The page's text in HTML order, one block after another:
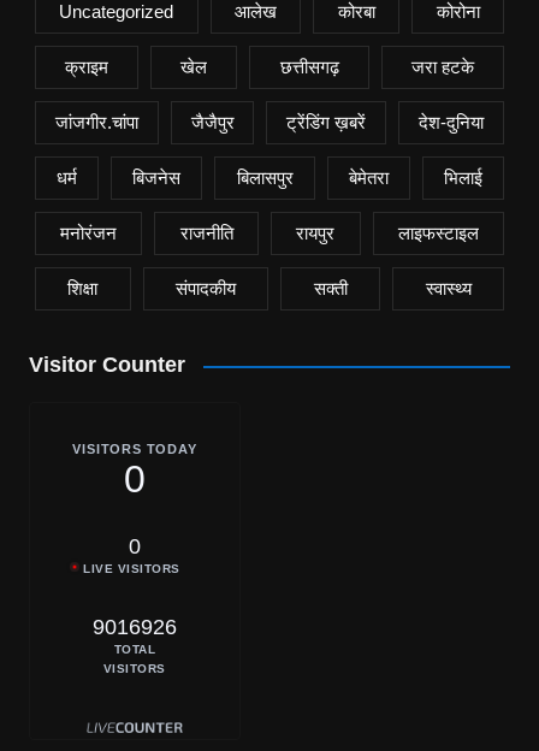
Uncategorized आलेख कोरबा कोरोना
क्राइम खेल छत्तीसगढ़ जरा हटके
जांजगीर.चांपा जैजैपुर ट्रेंडिंग ख़बरें देश-दुनिया
धर्म बिजनेस बिलासपुर बेमेतरा भिलाई
मनोरंजन राजनीति रायपुर लाइफस्टाइल
शिक्षा संपादकीय सक्ती स्वास्थ्य
Visitor Counter
VISITORS TODAY
0
0
LIVE VISITORS
9016926
TOTAL
VISITORS